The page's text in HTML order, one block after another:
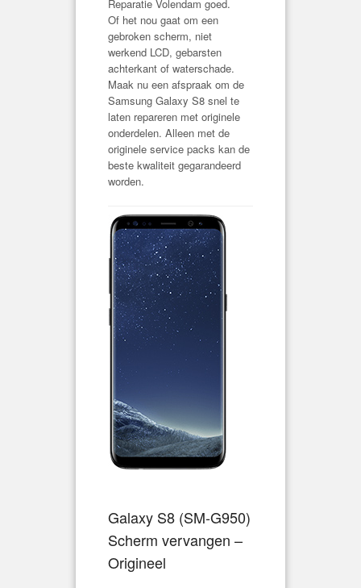
Reparatie Volendam goed.
Of het nou gaat om een
gebroken scherm, niet
werkend LCD, gebarsten
achterkant of waterschade.
Maak nu een afspraak om de
Samsung Galaxy S8 snel te
laten repareren met originele
onderdelen. Alleen met de
originele service packs kan de
beste kwaliteit gegarandeerd
worden.
Galaxy S8 (SM-G950)
Scherm vervangen –
Origineel